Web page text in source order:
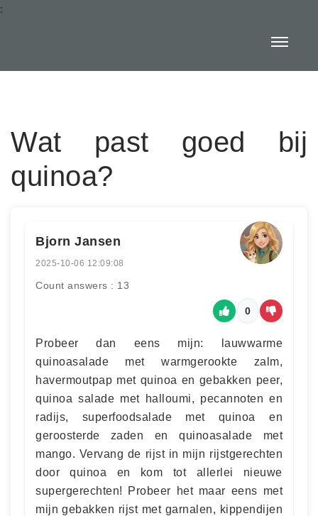
:
Wat past goed bij
quinoa?
Bjorn Jansen
2025-10-06 12:09:08
Count answers : 13
0
Probeer dan eens mijn: lauwwarme
quinoasalade met warmgerookte zalm,
havermoutpap met quinoa en gebakken peer,
quinoa salade met halloumi, pecannoten en
radijs, superfoodsalade met quinoa en
geroosterde zaden en quinoasalade met
mango. Vervang de rijst in mijn rijstgerechten
door quinoa en kom tot allerlei nieuwe
supergerechten! Probeer het maar eens met
mijn gebakken rijst met garnalen, kippendijen